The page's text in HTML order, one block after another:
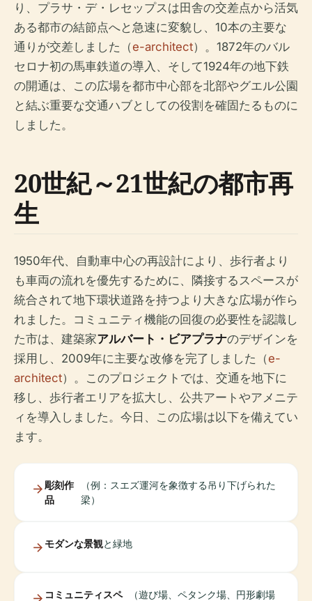
り、プラサ・デ・レセップスは田舎の交差点から活気
ある都市の結節点へと急速に変貌し、10本の主要な
通りが交差しました（e-architect）。1872年のバル
セロナ初の馬車鉄道の導入、そして1924年の地下鉄
の開通は、この広場を都市中心部を北部やグエル公園
と結ぶ重要な交通ハブとしての役割を確固たるものに
しました。
20世紀～21世紀の都市再
生
1950年代、自動車中心の再設計により、歩行者より
も車両の流れを優先するために、隣接するスペースが
統合されて地下環状道路を持つより大きな広場が作ら
れました。コミュニティ機能の回復の必要性を認識し
た市は、建築家アルバート・ビアプラナのデザインを
採用し、2009年に主要な改修を完了しました（e-
architect）。このプロジェクトでは、交通を地下に
移し、歩行者エリアを拡大し、公共アートやアメニテ
ィを導入しました。今日、この広場は以下を備えてい
ます。
彫刻作
品
（例：スエズ運河を象徴する吊り下げられた
梁）
モダンな景観と緑地
コミュニティスペ
（遊び場、ペタンク場、円形劇場